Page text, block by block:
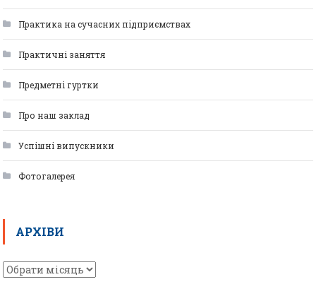
Практика на сучасних підприємствах
Практичні заняття
Предметні гуртки
Про наш заклад
Успішні випускники
Фотогалерея
АРХІВИ